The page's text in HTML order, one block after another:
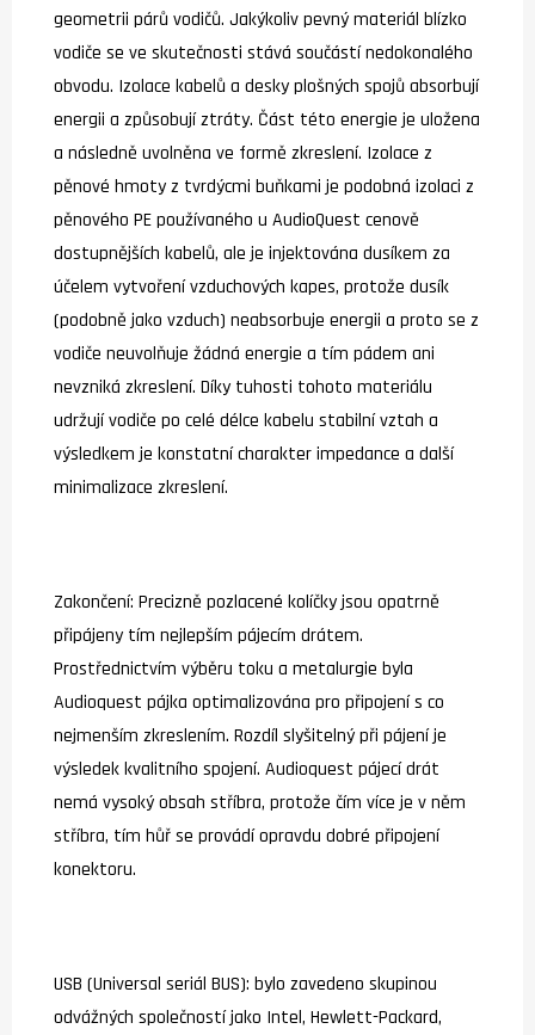
geometrii párů vodičů. Jakýkoliv pevný materiál blízko
vodiče se ve skutečnosti stává součástí nedokonalého
obvodu. Izolace kabelů a desky plošných spojů absorbují
energii a způsobují ztráty. Část této energie je uložena
a následně uvolněna ve formě zkreslení. Izolace z
pěnové hmoty z tvrdýcmi buňkami je podobná izolaci z
pěnového PE používaného u AudioQuest cenově
dostupnějších kabelů, ale je injektována dusíkem za
účelem vytvoření vzduchových kapes, protože dusík
(podobně jako vzduch) neabsorbuje energii a proto se z
vodiče neuvolňuje žádná energie a tím pádem ani
nevzniká zkreslení. Díky tuhosti tohoto materiálu
udržují vodiče po celé délce kabelu stabilní vztah a
výsledkem je konstatní charakter impedance a další
minimalizace zkreslení.
Zakončení: Precizně pozlacené kolíčky jsou opatrně
připájeny tím nejlepším pájecím drátem.
Prostřednictvím výběru toku a metalurgie byla
Audioquest pájka optimalizována pro připojení s co
nejmenším zkreslením. Rozdíl slyšitelný při pájení je
výsledek kvalitního spojení. Audioquest pájecí drát
nemá vysoký obsah stříbra, protože čím více je v něm
stříbra, tím hůř se provádí opravdu dobré připojení
konektoru.
USB (Universal seriál BUS): bylo zavedeno skupinou
odvážných společností jako Intel, Hewlett-Packard,